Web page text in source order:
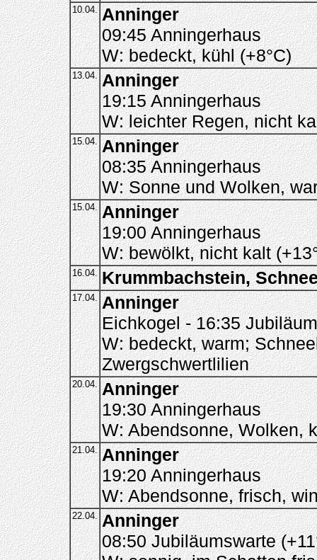
10.04. Anninger
09:45 Anningerhaus
W: bedeckt, kühl (+8°C)
13.04. Anninger
19:15 Anningerhaus
W: leichter Regen, nicht
15.04. Anninger
08:35 Anningerhaus
W: Sonne und Wolken,
15.04. Anninger
19:00 Anningerhaus
W: bewölkt, nicht kalt
16.04. Krummbachstein,
17.04. Anninger
Eichkogel - 16:35
W: bedeckt, warm;
Zwergschwertlilien
20.04. Anninger
19:30 Anningerhaus
W: Abendsonne, Wolken,
21.04. Anninger
19:20 Anningerhaus
W: Abendsonne, frisch,
22.04. Anninger
08:50 Jubiläumswarte